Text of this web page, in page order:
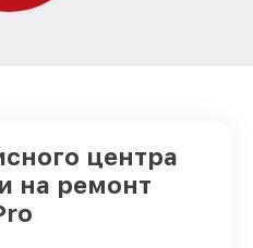
центра
на ремонт